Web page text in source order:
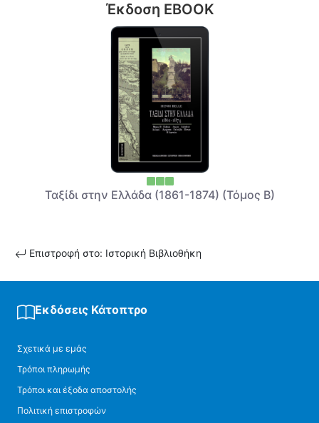
Έκδοση EBOOK
Ταξίδι στην Ελλάδα (1861-1874) (Τόμος Β)
Επιστροφή στο: Ιστορική Βιβλιοθήκη
Εκδόσεις Κάτοπτρο
Σχετικά με εμάς
Τρόποι πληρωμής
Τρόποι και έξοδα αποστολής
Πολιτική επιστροφών